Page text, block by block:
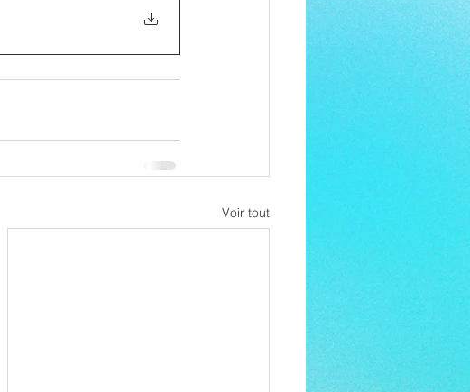
Voir tout